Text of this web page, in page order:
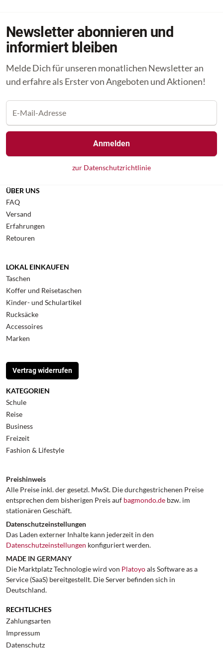
Newsletter abonnieren und
informiert bleiben
Melde Dich für unseren monatlichen Newsletter an
und erfahre als Erster von Angeboten und Aktionen!
Anmelden
zur Datenschutzrichtlinie
ÜBER UNS
FAQ
Versand
Erfahrungen
Retouren
LOKAL EINKAUFEN
Taschen
Koffer und Reisetaschen
Kinder- und Schulartikel
Rucksäcke
Accessoires
Marken
Vertrag widerrufen
KATEGORIEN
Schule
Reise
Business
Freizeit
Fashion & Lifestyle
Preishinweis
Alle Preise inkl. der gesetzl. MwSt. Die durchgestrichenen Preise
entsprechen dem bisherigen Preis auf bagmondo.de bzw. im
stationären Geschäft.
Datenschutzeinstellungen
Das Laden externer Inhalte kann jederzeit in den
Datenschutzeinstellungen konfiguriert werden.
MADE IN GERMANY
Die Marktplatz Technologie wird von Platoyoals Software as a
Service (SaaS) bereitgestellt. Die Server befinden sich in
Deutschland.
RECHTLICHES
Zahlungsarten
Impressum
Datenschutz